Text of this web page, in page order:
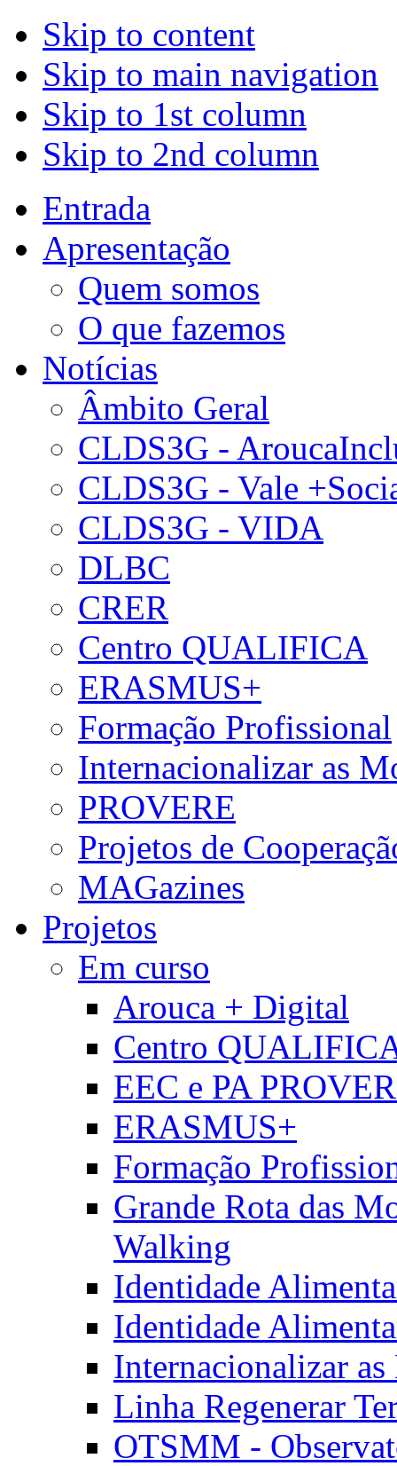
Skip to content
Skip to main navigation
Skip to 1st column
Skip to 2nd column
Entrada
Apresentação
Quem somos
O que fazemos
Notícias
Âmbito Geral
CLDS3G -
CLDS3G - Vale
CLDS3G - VIDA
DLBC
CRER
Centro QUALIFICA
ERASMUS+
Formação Profissional
Internacionalizar as
PROVERE
Projetos de
MAGazines
Projetos
Em curso
Arouca + Digital
Centro
EEC e PA
ERASMUS+
Formação
Grande Rota das
Walking
Identidade
Identidade
Internacionalizar
Linha Regenerar
OTSMM -